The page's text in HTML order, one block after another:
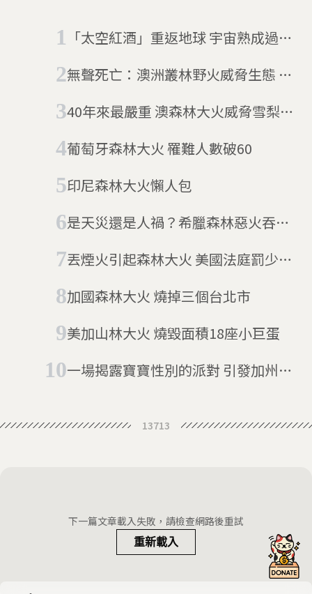
體的監督下，使民眾免除對於
食的擔心受怕。
「太空紅酒」重返地球 宇宙熟成過的
無聲死亡：澳洲叢林野火威脅生態 學
40年來最嚴重 澳森林大火威脅雪梨市
葡萄牙森林大火 罹難人數破60
印尼森林大火懶人包
是天災還是人禍？希臘森林惡火吞噬
丟煙火引起森林大火 美國法庭罰少年
加國森林大火 燒掉三個台北市
美加山林大火 燒毀面積18座小巨蛋
一場揭露寶寶性別的派對 引發加州森
13713
下一篇文章載入失敗，請檢查網路後重試
重新載入